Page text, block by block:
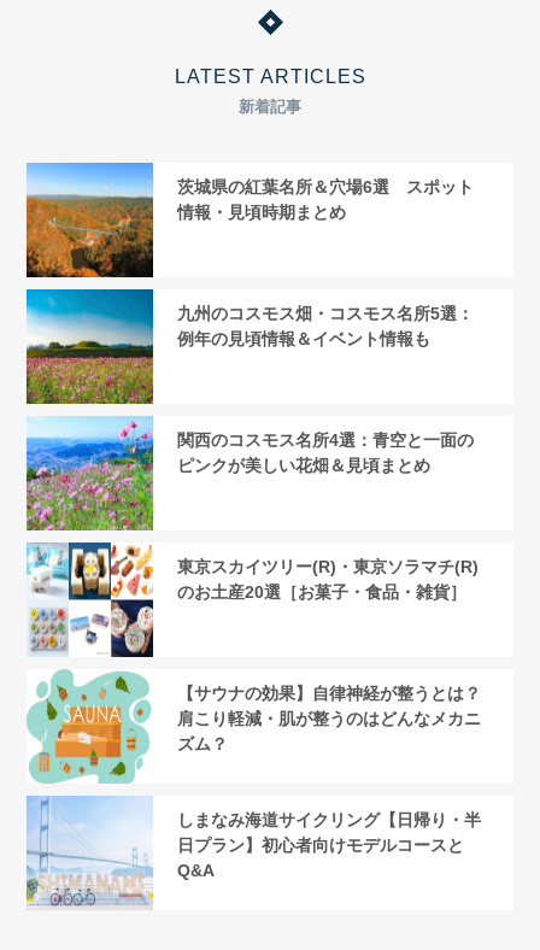
LATEST ARTICLES
新着記事
茨城県の紅葉名所＆穴場6選 スポット
情報・見頃時期まとめ
九州のコスモス畑・コスモス名所5選：
例年の見頃情報＆イベント情報も
関西のコスモス名所4選：青空と一面の
ピンクが美しい花畑＆見頃まとめ
東京スカイツリー(R)・東京ソラマチ(R)
のお土産20選［お菓子・食品・雑貨］
【サウナの効果】自律神経が整うとは？
肩こり軽減・肌が整うのはどんなメカニ
ズム？
しまなみ海道サイクリング【日帰り・半
日プラン】初心者向けモデルコースと
Q&A